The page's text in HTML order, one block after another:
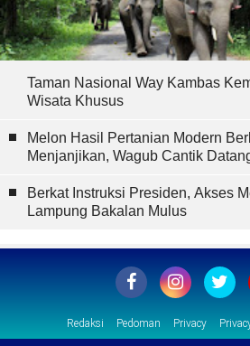
Taman Nasional Way Kambas
Wisata Khusus
Melon Hasil Pertanian Modern
Menjanjikan, Wagub Cantik
Berkat Instruksi Presiden, Akses
Lampung Bakalan Mulus
Redaksi Pedoman Privacy